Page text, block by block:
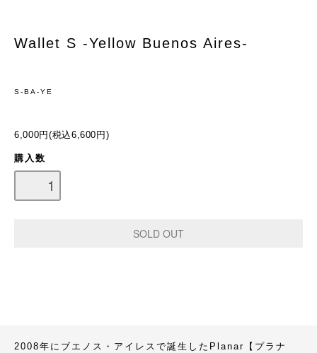
Wallet S -Yellow Buenos Aires-
S-BA-YE
6,000円(税込6,600円)
購入数
2008年にブエノス・アイレスで誕生したPlanar【プラナ